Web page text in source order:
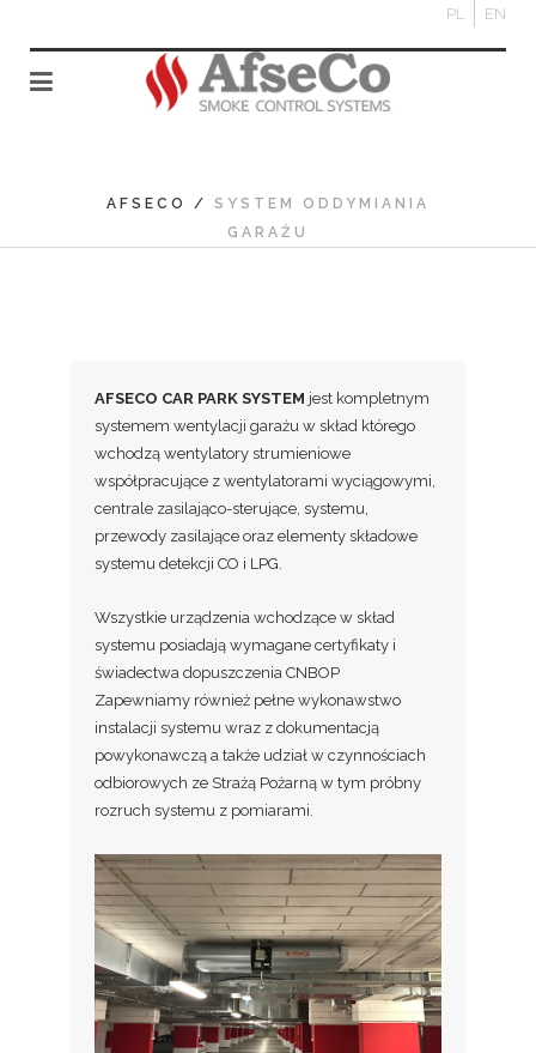
PL EN
AFSECO / SYSTEM ODDYMIANIA
GARAŻU
AFSECO CAR PARK SYSTEM jest kompletnym
systemem wentylacji garażu w skład którego
wchodzą wentylatory strumieniowe
współpracujące z wentylatorami wyciągowymi,
centrale zasilająco-sterujące, systemu,
przewody zasilające oraz elementy składowe
systemu detekcji CO i LPG.
Wszystkie urządzenia wchodzące w skład
systemu posiadają wymagane certyfikaty i
świadectwa dopuszczenia CNBOP
Zapewniamy również pełne wykonawstwo
instalacji systemu wraz z dokumentacją
powykonawczą a także udział w czynnościach
odbiorowych ze Strażą Pożarną w tym próbny
rozruch systemu z pomiarami.